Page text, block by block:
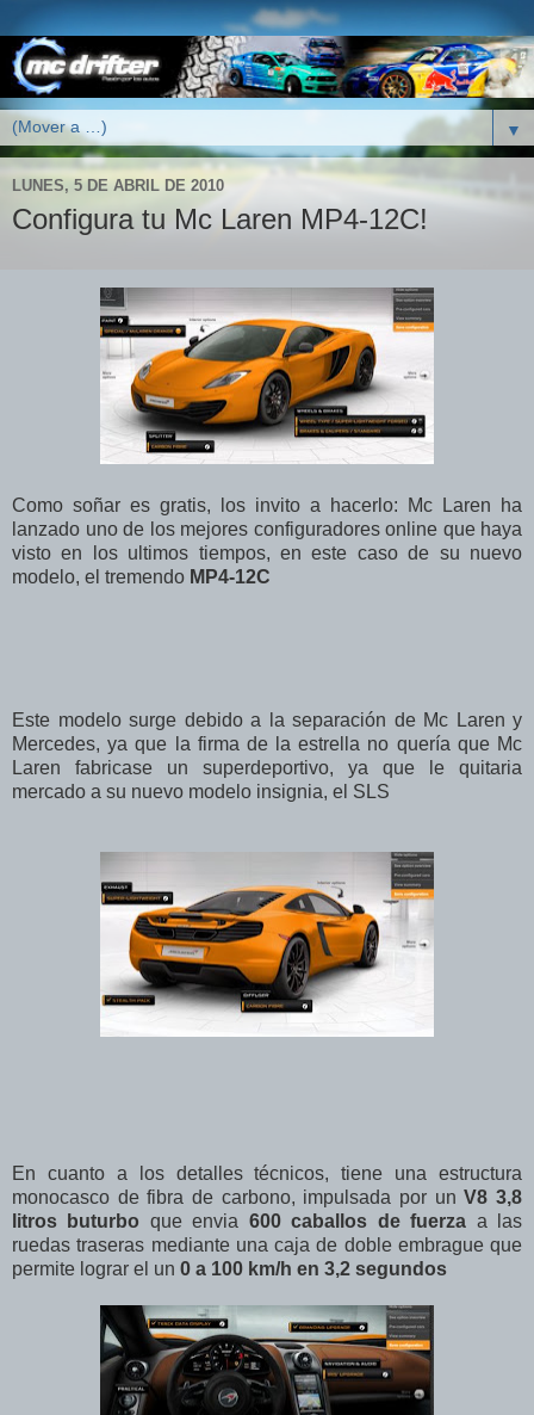
▼
LUNES, 5 DE ABRIL DE 2010
Configura tu Mc Laren MP4-12C!
Como soñar es gratis, los invito a hacerlo: Mc Laren ha
lanzado uno de los mejores configuradores online que haya
visto en los ultimos tiempos, en este caso de su nuevo
modelo, el tremendo MP4-12C
Este modelo surge debido a la separación de Mc Laren y
Mercedes, ya que la firma de la estrella no quería que Mc
Laren fabricase un superdeportivo, ya que le quitaria
mercado a su nuevo modelo insignia, el SLS
En cuanto a los detalles técnicos, tiene una estructura
monocasco de fibra de carbono, impulsada por unV8 3,8
litros buturbo que envia 600 caballos de fuerza a las
ruedas traseras mediante una caja de doble embrague que
permite lograr el un 0 a 100 km/h en 3,2 segundos